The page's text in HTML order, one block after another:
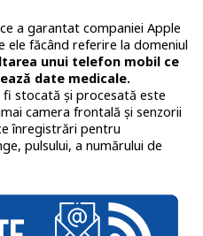
a garantat companiei Apple
ele făcând referire la domeniul
unui telefon mobil ce
date medicale.
stocată și procesată este
camera frontală și senzorii
înregistrări pentru
pulsului, a numărului de